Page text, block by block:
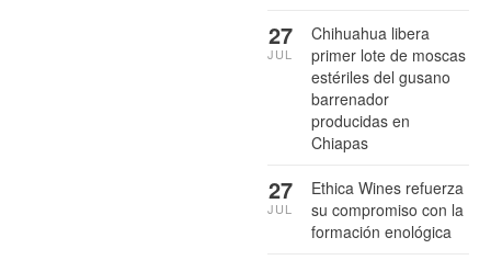
Chihuahua libera
primer lote de moscas
estériles del gusano
barrenador
producidas en
Chiapas
27
JUL
Ethica Wines refuerza
su compromiso con la
formación enológica
27
JUL